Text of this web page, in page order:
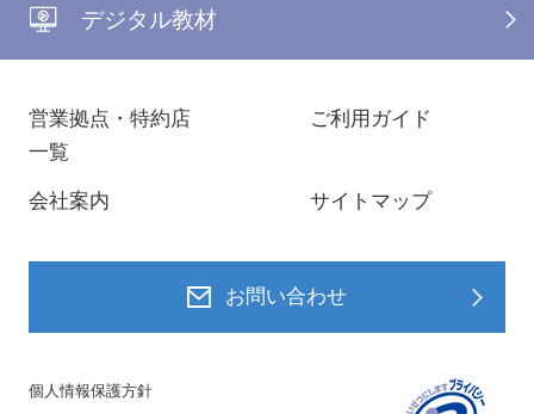
デジタル教材
営業拠点・特約店
一覧
ご利用ガイド
会社案内 サイトマップ
お問い合わせ
個人情報保護方針